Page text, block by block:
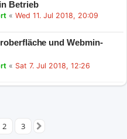
Betrieb
« Wed 11. Jul 2018, 20:09
und Webmin-
« Sat 7. Jul 2018, 12:26
2 3